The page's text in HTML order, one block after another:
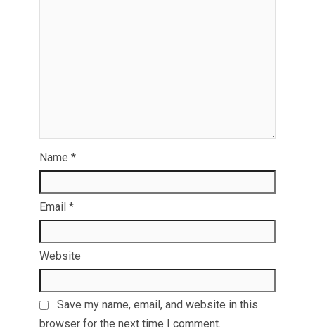
Name *
Email *
Website
Save my name, email, and website in this
browser for the next time I comment.